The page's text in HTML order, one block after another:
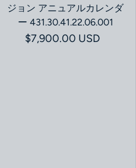
ジョン アニュアルカレンダ
ー 431.30.41.22.06.001
通常価格
$7,900.00 USD